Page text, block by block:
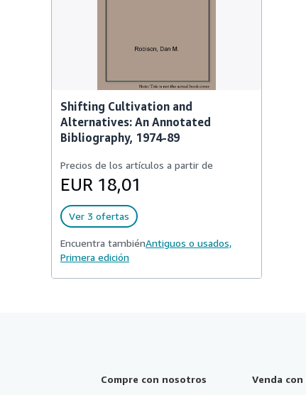
Shifting Cultivation and
Alternatives: An Annotated
Bibliography, 1974-89
Precios de los artículos a partir de
EUR 18,01
Ver 3 ofertas
Encuentra tambiénAntiguos o usados,
Primera edición
Compre con nosotros Venda